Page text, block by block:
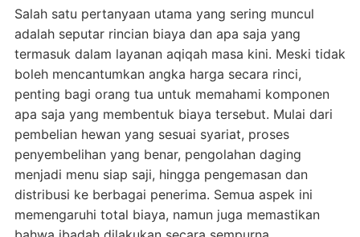
Salah satu pertanyaan utama yang sering muncul
adalah seputar rincian biaya dan apa saja yang
termasuk dalam layanan aqiqah masa kini. Meski tidak
boleh mencantumkan angka harga secara rinci,
penting bagi orang tua untuk memahami komponen
apa saja yang membentuk biaya tersebut. Mulai dari
pembelian hewan yang sesuai syariat, proses
penyembelihan yang benar, pengolahan daging
menjadi menu siap saji, hingga pengemasan dan
distribusi ke berbagai penerima. Semua aspek ini
memengaruhi total biaya, namun juga memastikan